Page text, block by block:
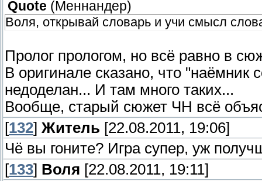
Quote (Меннандер)
Воля, открывай словарь и учи смысл
Пролог прологом, но всё равно в
В оригинале сказано, что
недоделан... И там много таких...
Вообще, старый сюжет ЧН всё
[132] Житель [22.08.2011, 19:06]
Чё вы гоните? Игра супер, уж
[133] Воля [22.08.2011, 19:11]